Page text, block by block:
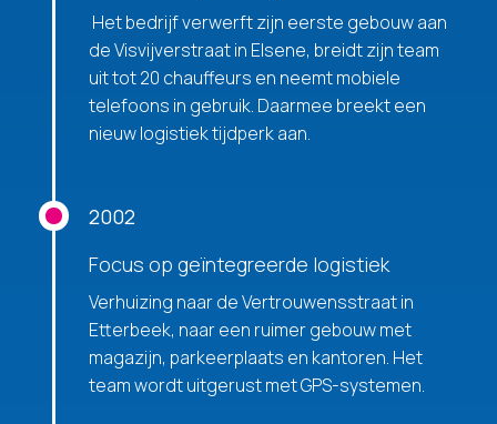
Het bedrijf verwerft zijn eerste gebouw aan
de Visvijverstraat in Elsene, breidt zijn team
uit tot 20 chauffeurs en neemt mobiele
telefoons in gebruik. Daarmee breekt een
nieuw logistiek tijdperk aan.
2002
Focus op geïntegreerde logistiek
Verhuizing naar de Vertrouwensstraat in
Etterbeek, naar een ruimer gebouw met
magazijn, parkeerplaats en kantoren. Het
team wordt uitgerust met GPS-systemen.